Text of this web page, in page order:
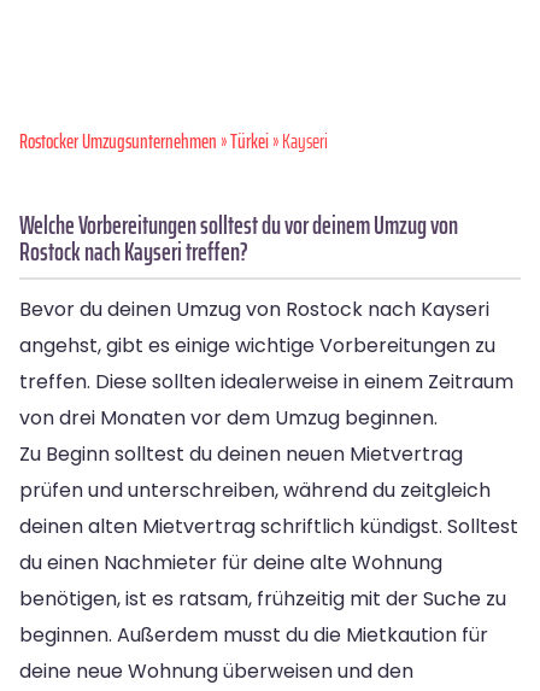
Rostocker Umzugsunternehmen»Türkei» Kayseri
Welche Vorbereitungen solltest du vor deinem Umzug von
Rostock nach Kayseri treffen?
Bevor du deinen Umzug von Rostock nach Kayseri
angehst, gibt es einige wichtige Vorbereitungen zu
treffen. Diese sollten idealerweise in einem Zeitraum
von drei Monaten vor dem Umzug beginnen.
Zu Beginn solltest du deinen neuen Mietvertrag
prüfen und unterschreiben, während du zeitgleich
deinen alten Mietvertrag schriftlich kündigst. Solltest
du einen Nachmieter für deine alte Wohnung
benötigen, ist es ratsam, frühzeitig mit der Suche zu
beginnen. Außerdem musst du die Mietkaution für
deine neue Wohnung überweisen und den